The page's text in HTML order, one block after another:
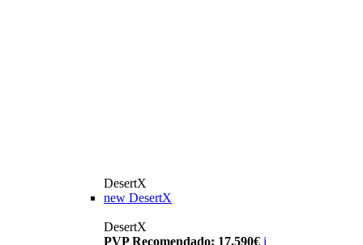
DesertX
new DesertX
DesertX
PVP Recomendado: 17.590€ i